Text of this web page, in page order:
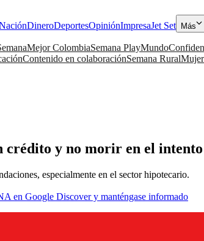
DineroDeportesOpiniónImpresaJet Set Más
Mejor ColombiaSemana PlayMundo
Contenido en colaboraciónSemana Rural
crédito y no morir en el intento
especialmente en el sector hipotecario.
en Google Discover y manténgase informado